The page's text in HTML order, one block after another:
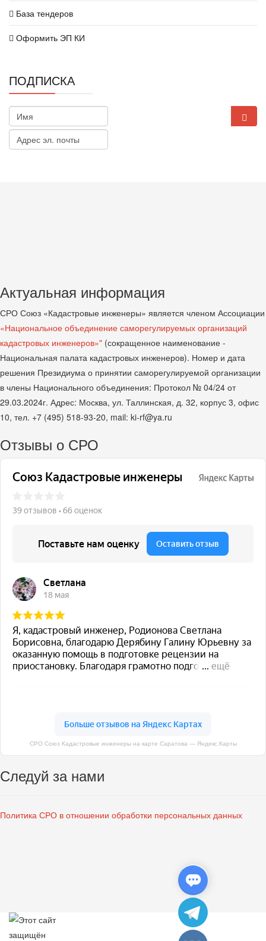
База тендеров
Оформить ЭП КИ
ПОДПИСКА
Актуальная информация
СРО Союз «Кадастровые инженеры» является членом Ассоциации
«Национальное объединение саморегулируемых организаций
кадастровых инженеров»" (сокращенное наименование -
Национальная палата кадастровых инженеров). Номер и дата
решения Президиума о принятии саморегулируемой организации
в члены Национального объединения: Протокол № 04/24 от
29.03.2024г. Адрес: Москва, ул. Таллинская, д. 32, корпус 3, офис
10, тел. +7 (495) 518-93-20, mail: ki-rf@ya.ru
Отзывы о СРО
СРО Союз Кадастровые инженеры на карте Саратова — Яндекс.Карты
Следуй за нами
Политика СРО в отношении обработки персональных данных